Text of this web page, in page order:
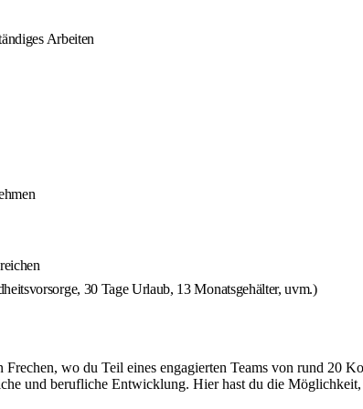
Arbeiten
30 Tage Urlaub, 13 Monatsgehälter, uvm.)
wo du Teil eines engagierten Teams von rund 20
und berufliche Entwicklung. Hier hast du die